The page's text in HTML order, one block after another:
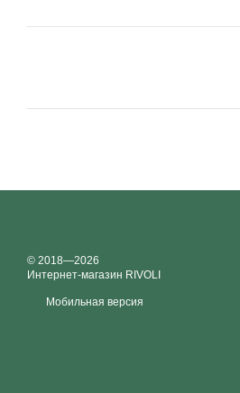
© 2018—2026
Интернет-магазин RIVOLI
Мобильная версия